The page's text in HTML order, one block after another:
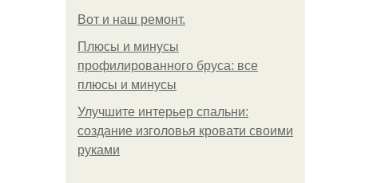
Boт и наш ремoнт.
Плюсы и минусы
профилированного бруса: все
плюсы и минусы
Улучшите интерьер спальни:
создание изголовья кровати своими
руками